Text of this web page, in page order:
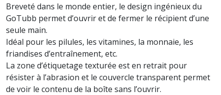
(3 avis)
Breveté dans le monde entier, le design ingénieux du
GoTubb permet d’ouvrir et de fermer le récipient d’une
seule main.
Idéal pour les pilules, les vitamines, la monnaie, les
friandises d’entraînement, etc.
La zone d’étiquetage texturée est en retrait pour
résister à l’abrasion et le couvercle transparent permet
de voir le contenu de la boîte sans l’ouvrir.